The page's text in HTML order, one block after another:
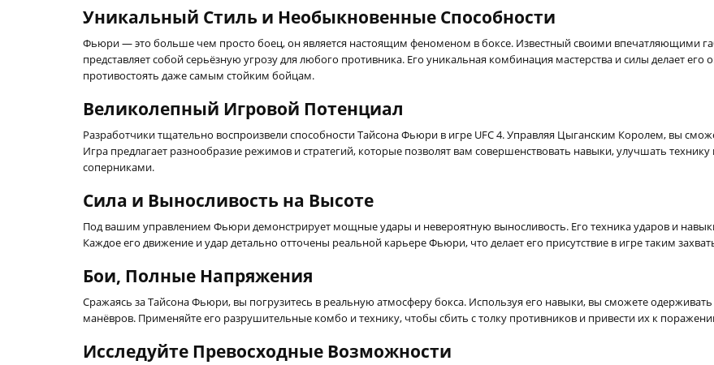
Уникальный Стиль и Необыкновенные Способности
Фьюри — это больше чем просто боец, он является настоящим феноменом в боксе. Известный своими впечатляющими
представляет собой серьёзную угрозу для любого противника. Его уникальная комбинация мастерства и силы делает
противостоять даже самым стойким бойцам.
Великолепный Игровой Потенциал
Разработчики тщательно воспроизвели способности Тайсона Фьюри в игре UFC 4. Управляя Цыганским Королем, вы
Игра предлагает разнообразие режимов и стратегий, которые позволят вам совершенствовать навыки, улучшать
соперниками.
Сила и Выносливость на Высоте
Под вашим управлением Фьюри демонстрирует мощные удары и невероятную выносливость. Его техника ударов и
Каждое его движение и удар детально отточены реальной карьере Фьюри, что делает его присутствие в игре таким
Бои, Полные Напряжения
Сражаясь за Тайсона Фьюри, вы погрузитесь в реальную атмосферу бокса. Используя его навыки, вы сможете
манёвров. Применяйте его разрушительные комбо и технику, чтобы сбить с толку противников и привести их к
Исследуйте Превосходные Возможности